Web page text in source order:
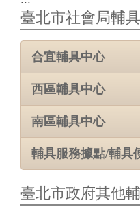
臺北市社會局輔
合宜輔具中心
西區輔具中心
南區輔具中心
輔具服務據點/輔具
臺北市政府其他